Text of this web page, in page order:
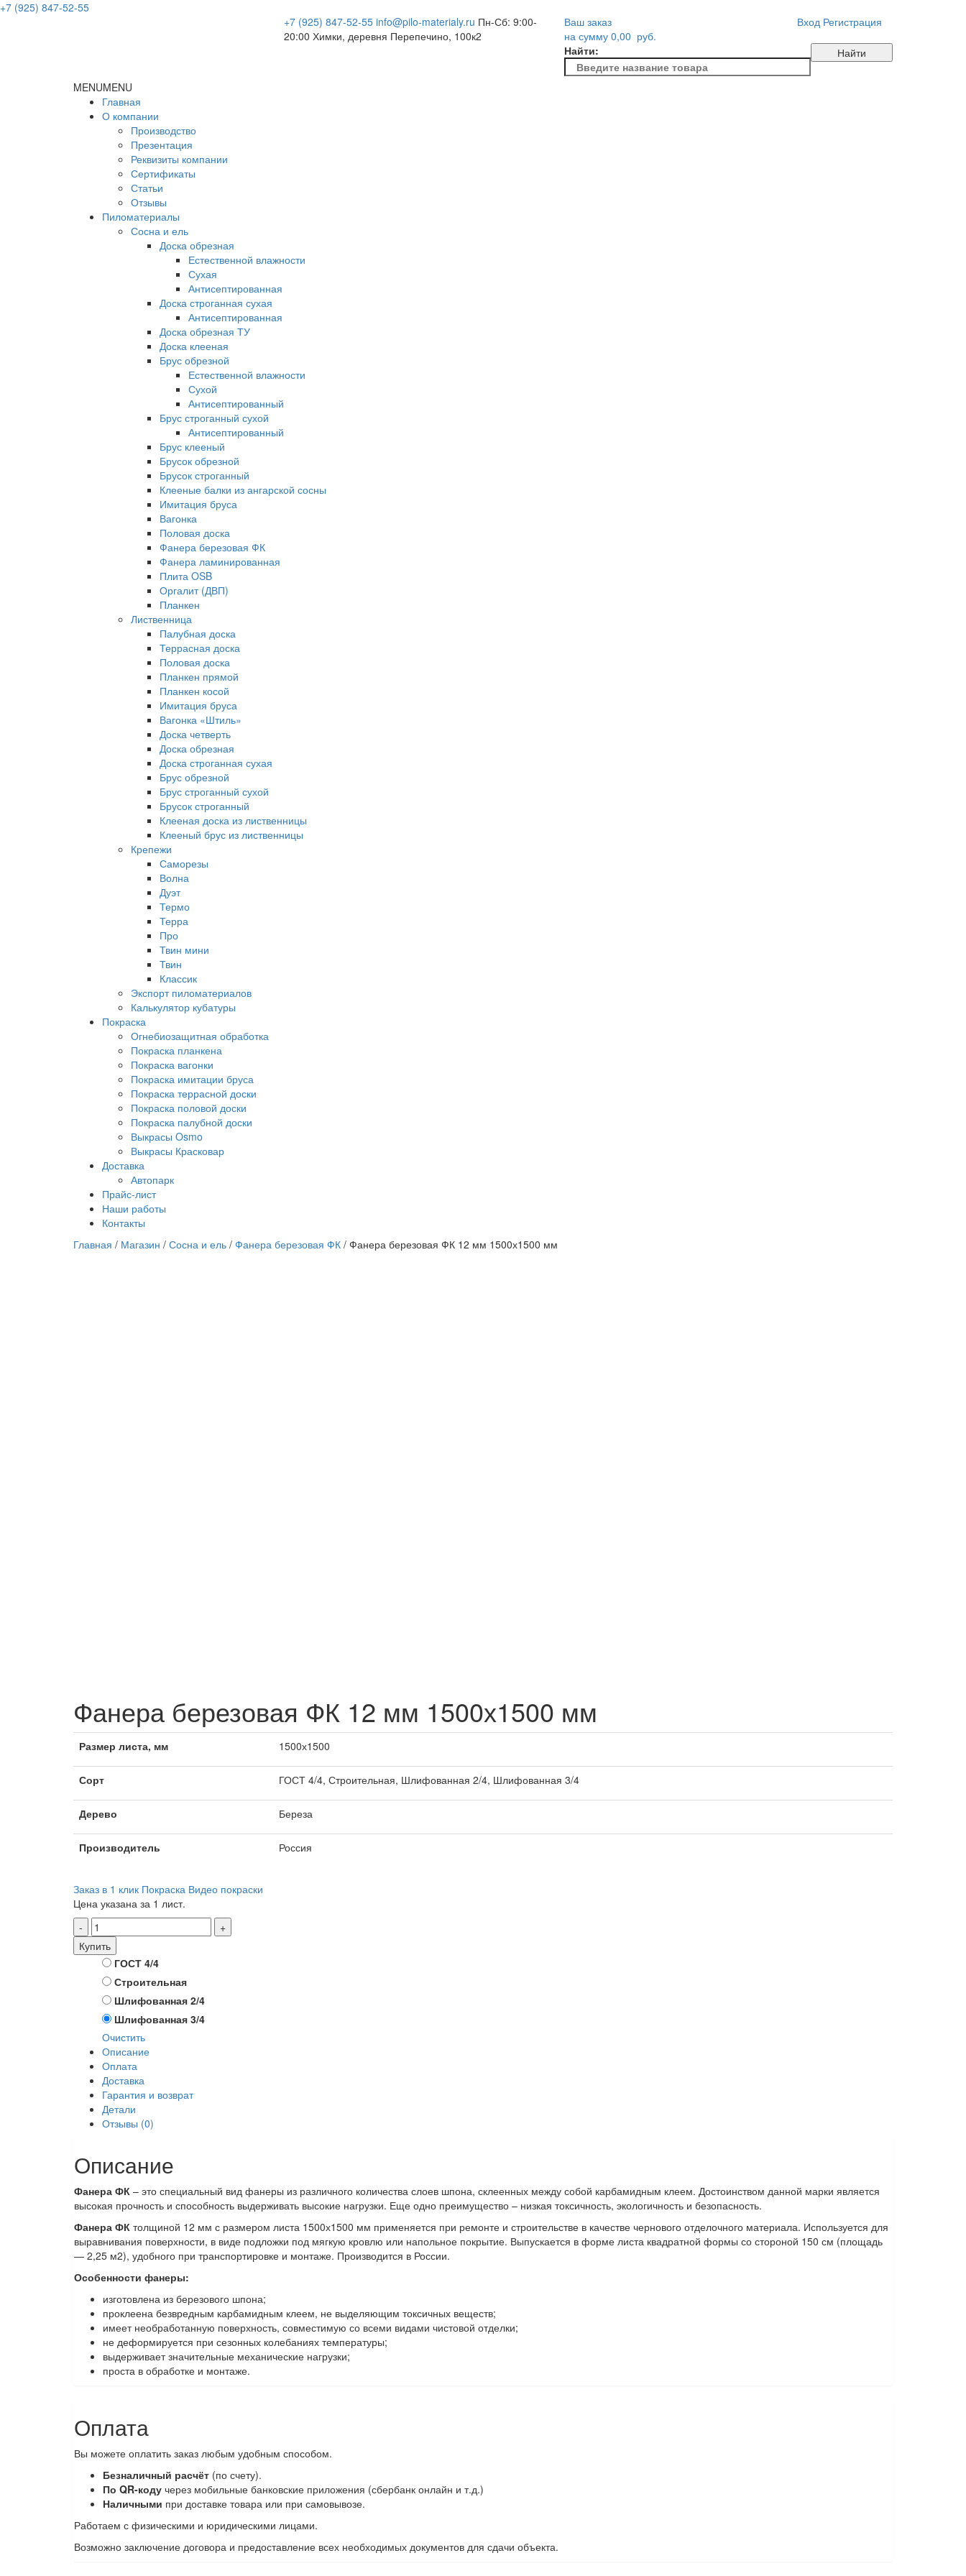
+7 (925) 847-52-55
+7 (925) 847-52-55 info@pilo-materialy.ru Пн-Сб: 9:00-
20:00 Химки, деревня Перепечино, 100к2
Ваш заказ
на сумму 0,00 руб.
Вход Регистрация
Найти:
MENUMENU
Главная
О компании
Производство
Презентация
Реквизиты компании
Сертификаты
Статьи
Отзывы
Пиломатериалы
Сосна и ель
Доска обрезная
Естественной влажности
Сухая
Антисептированная
Доска строганная сухая
Антисептированная
Доска обрезная ТУ
Доска клееная
Брус обрезной
Естественной влажности
Сухой
Антисептированный
Брус строганный сухой
Антисептированный
Брус клееный
Брусок обрезной
Брусок строганный
Клееные балки из ангарской сосны
Имитация бруса
Вагонка
Половая доска
Фанера березовая ФК
Фанера ламинированная
Плита OSB
Оргалит (ДВП)
Планкен
Лиственница
Палубная доска
Террасная доска
Половая доска
Планкен прямой
Планкен косой
Имитация бруса
Вагонка «Штиль»
Доска четверть
Доска обрезная
Доска строганная сухая
Брус обрезной
Брус строганный сухой
Брусок строганный
Клееная доска из лиственницы
Клееный брус из лиственницы
Крепежи
Саморезы
Волна
Дуэт
Термо
Терра
Про
Твин мини
Твин
Классик
Экспорт пиломатериалов
Калькулятор кубатуры
Покраска
Огнебиозащитная обработка
Покраска планкена
Покраска вагонки
Покраска имитации бруса
Покраска террасной доски
Покраска половой доски
Покраска палубной доски
Выкрасы Osmo
Выкрасы Красковар
Доставка
Автопарк
Прайс-лист
Наши работы
Контакты
Главная / Магазин / Сосна и ель / Фанера березовая ФК / Фанера березовая ФК 12 мм 1500х1500 мм
Фанера березовая ФК 12 мм 1500х1500 мм
Размер листа, мм 1500х1500
Сорт ГОСТ 4/4, Строительная, Шлифованная 2/4, Шлифованная 3/4
Дерево Береза
Производитель Россия
Заказ в 1 клик Покраска Видео покраски
Цена указана за 1 лист.
Купить
ГОСТ 4/4
Строительная
Шлифованная 2/4
Шлифованная 3/4
Очистить
Описание
Оплата
Доставка
Гарантия и возврат
Детали
Отзывы (0)
Описание
Фанера ФК – это специальный вид фанеры из различного количества слоев шпона, склеенных между собой карбамидным клеем. Достоинством данной марки является
высокая прочность и способность выдерживать высокие нагрузки. Еще одно преимущество – низкая токсичность, экологичность и безопасность.
Фанера ФК толщиной 12 мм с размером листа 1500х1500 мм применяется при ремонте и строительстве в качестве чернового отделочного материала. Используется для
выравнивания поверхности, в виде подложки под мягкую кровлю или напольное покрытие. Выпускается в форме листа квадратной формы со стороной 150 см (площадь
— 2,25 м2), удобного при транспортировке и монтаже. Производится в России.
Особенности фанеры:
изготовлена из березового шпона;
проклеена безвредным карбамидным клеем, не выделяющим токсичных веществ;
имеет необработанную поверхность, совместимую со всеми видами чистовой отделки;
не деформируется при сезонных колебаниях температуры;
выдерживает значительные механические нагрузки;
проста в обработке и монтаже.
Оплата
Вы можете оплатить заказ любым удобным способом.
Безналичный расчёт (по счету).
По QR-коду через мобильные банковские приложения (сбербанк онлайн и т.д.)
Наличными при доставке товара или при самовывозе.
Работаем с физическими и юридическими лицами.
Возможно заключение договора и предоставление всех необходимых документов для сдачи объекта.